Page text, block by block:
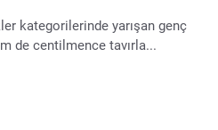
kategorilerinde yarışan genç
de centilmence tavırla...